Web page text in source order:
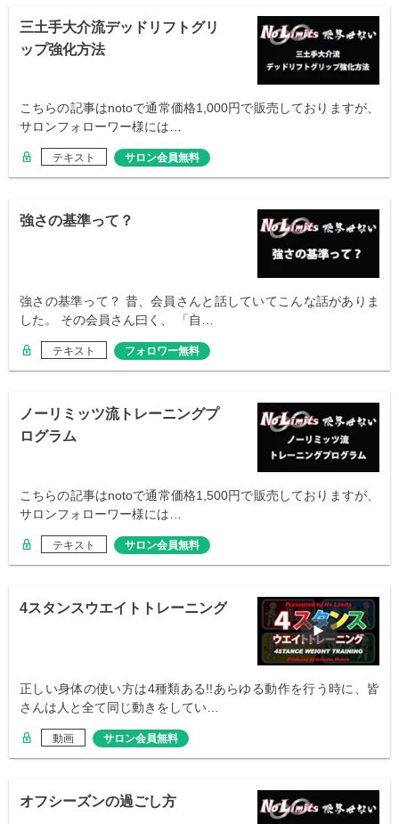
三土手大介流デッドリフトグリ
ップ強化方法
こちらの記事はnotoで通常価格1,000円で販売しておりますが、
サロンフォローワー様には…
テキスト サロン会員無料
強さの基準って？
強さの基準って？ 昔、会員さんと話していてこんな話がありま
した。 その会員さん曰く、 「自…
テキスト フォロワー無料
ノーリミッツ流トレーニングプ
ログラム
こちらの記事はnotoで通常価格1,500円で販売しておりますが、
サロンフォローワー様には…
テキスト サロン会員無料
4スタンスウエイトトレーニング
正しい身体の使い方は4種類ある!!あらゆる動作を行う時に、皆
さんは人と全て同じ動きをしてい…
動画 サロン会員無料
オフシーズンの過ごし方